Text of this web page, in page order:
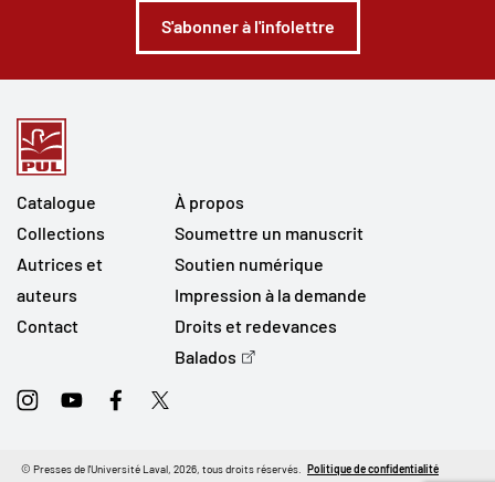
S'abonner à l'infolettre
Catalogue
Collections
Autrices et
auteurs
Contact
À propos
Soumettre un manuscrit
Soutien numérique
Impression à la demande
Droits et redevances
Balados
InstagramYoutubeFacebookTwitter
© Presses de l'Université Laval, 2026, tous droits réservés. Politique de confidentialité